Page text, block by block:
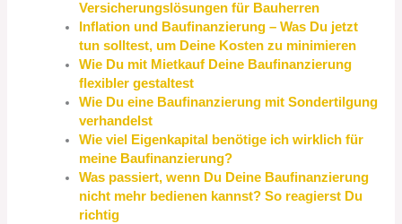
Versicherungslösungen für Bauherren
Inflation und Baufinanzierung – Was Du jetzt
tun solltest, um Deine Kosten zu minimieren
Wie Du mit Mietkauf Deine Baufinanzierung
flexibler gestaltest
Wie Du eine Baufinanzierung mit Sondertilgung
verhandelst
Wie viel Eigenkapital benötige ich wirklich für
meine Baufinanzierung?
Was passiert, wenn Du Deine Baufinanzierung
nicht mehr bedienen kannst? So reagierst Du
richtig